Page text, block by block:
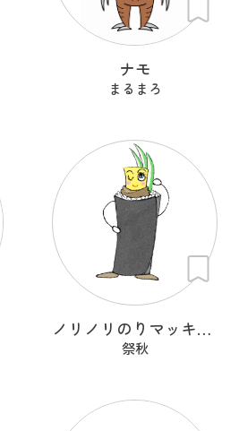
ナモ
まるまろ
ノリノリのりマッキーさん
祭秋